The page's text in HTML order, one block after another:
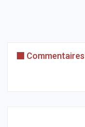
Commentaires